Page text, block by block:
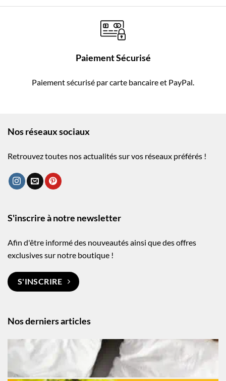
Paiement Sécurisé
Paiement sécurisé par carte bancaire et PayPal.
Nos réseaux sociaux
Retrouvez toutes nos actualités sur vos réseaux préférés !
Nos derniers articles
S'inscrire à notre newsletter
Afin d'être informé des nouveautés ainsi que des offres
exclusives sur notre boutique !
S'INSCRIRE